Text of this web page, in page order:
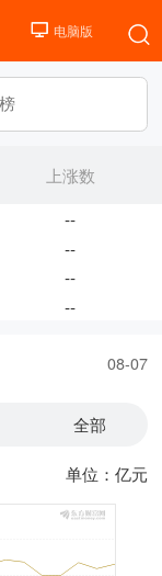
上涨数
--
--
--
--
08-07
全部
单位：亿元